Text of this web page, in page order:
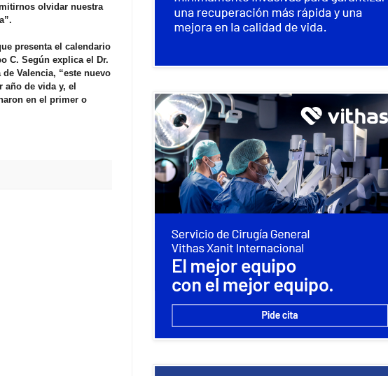
olvidar nuestra
presenta el calendario
C. Según explica el Dr.
Valencia, “este nuevo
de vida y, el
en el primer o